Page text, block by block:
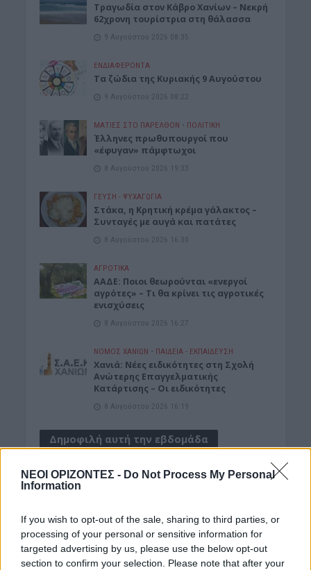
ΝΕΟΙ ΟΡΙΖΟΝΤΕΣ - Do Not Process My Personal
Information
If you wish to opt-out of the sale, sharing to third parties, or
processing of your personal or sensitive information for
targeted advertising by us, please use the below opt-out
section to confirm your selection. Please note that after your
Τραγωδία στον Κάβρο Χανίων – Νεκρή
62χρονη τουρίστρια στη θάλασσα
9 Αυγούστου 2026 08:35
ΕΝΔΙΑΦΕΡΟΝΤΑ
Τα ζώδια της Κυριακής 9 Αυγούστου
9 Αυγούστου 2026 08:22
ΜΑΤΙΕΣ ΣΤΟ ΠΑΡΕΛΘΟΝ • ΠΟΛΙΤΙΚΗ
Έλληνες πρωθυπουργοί που
«έφυγαν» πάμφτωχοι
8 Αυγούστου 2026 19:33
ΓΕΎΣΗ - ΨΥΧΑΓΩΓΊΑ
Στάκα, η Κρητική κρέμα γάλακτος –
Συνταγές με αυγά και πατάτες
8 Αυγούστου 2026 16:30
ΑΓΡΟΤΙΚΑ
ΑΑΔΕ: Ποιοι θεωρούνται «ενεργοί
αγρότες» – Τι θα κρίνει τις αγροτικές
ενισχύσεις
8 Αυγούστου 2026 16:27
ΝΟΜΌΣ ΧΑΝΊΩΝ • ΠΑΙΔΕΙΑ - ΕΚΠΑΙΔΕΥΣΗ
Χανιά: Νέες ειδικότητες στη Σχολή
Ανώτερης Επαγγελματικής
Κατάρτισης – Οι ειδικότητες
8 Αυγούστου 2026 16:19
Δημοφιλή αυτή την εβδομάδα